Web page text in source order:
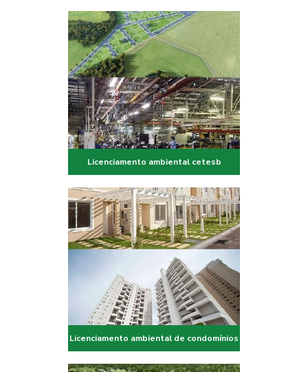
Licenciamento ambiental cetesb
Licenciamento ambiental de condomínios